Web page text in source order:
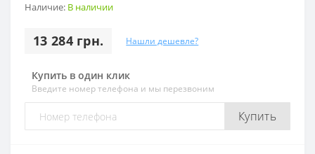
Наличие: В наличии
13 284 грн. Нашли дешевле?
Купить в один клик
Введите номер телефона и мы перезвоним
Купить